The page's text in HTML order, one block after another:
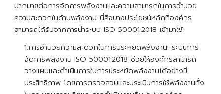
มากมายต่อการจัดการพลังงานและความสามารถในการอำนวย
ความสะดวกในด้านพลังงาน นี่คือบางประโยชน์หลักที่องค์กร
สามารถได้รับจากการนำระบบ ISO 50001:2018 เข้ามาใช้:
1.การอำนวยความสะดวกในการประหยัดพลังงาน: ระบบการ
จัดการพลังงาน ISO 50001:2018 ช่วยให้องค์กรสามารถ
วางแผนและดำเนินการในการประหยัดพลังงานได้อย่างมี
ประสิทธิภาพ โดยการตรวจสอบและประเมินการใช้พลังงานทั้ง